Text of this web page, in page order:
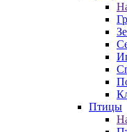
Птицы